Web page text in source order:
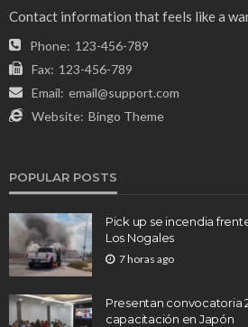
Contact information that feels like a
Phone: 123-456-789
Fax: 123-456-789
Email: email@support.com
Website: Bingo Theme
POPULAR POSTS
Pick up se incendia
Los Nogales
7 horas ago
Presentan convocatoria
capacitación en Japón